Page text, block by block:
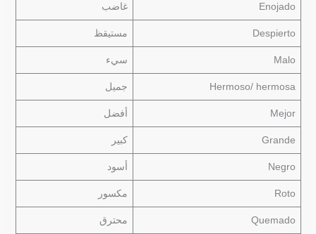
Enojado غاضب
Despierto مستيقظ
Malo سيء
Hermoso/ hermosa جميل
Mejor أفضل
Grande كبير
Negro أسود
Roto مكسور
Quemado محترق